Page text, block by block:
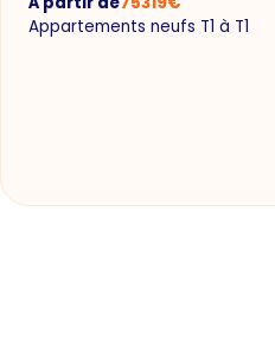
Appartements neufs T1 à T1